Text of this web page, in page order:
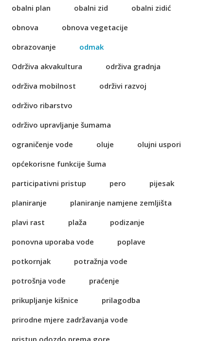
obalni plan
obalni zid
obalni zidić
obnova
obnova vegetacije
obrazovanje
odmak
Održiva akvakultura
održiva gradnja
održiva mobilnost
održivi razvoj
održivo ribarstvo
održivo upravljanje šumama
ograničenje vode
oluje
olujni uspori
općekorisne funkcije šuma
participativni pristup
pero
pijesak
planiranje
planiranje namjene zemljišta
plavi rast
plaža
podizanje
ponovna uporaba vode
poplave
potkornjak
potražnja vode
potrošnja vode
praćenje
prikupljanje kišnice
prilagodba
prirodne mjere zadržavanja vode
pristup odozdo prema gore